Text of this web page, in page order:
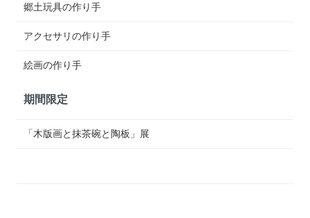
郷土玩具の作り手
アクセサリの作り手
絵画の作り手
期間限定
「木版画と抹茶碗と陶板」展